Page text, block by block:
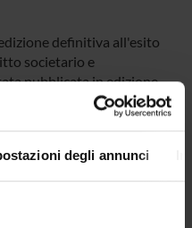
degli annunci
definitiva all'esito
societario e
pubblicata in edizione